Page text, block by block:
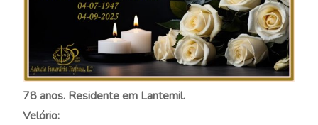
78 anos. Residente em Lantemil.
Velório: